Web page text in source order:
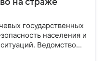
государственных
населения и
Ведомство
граждан от